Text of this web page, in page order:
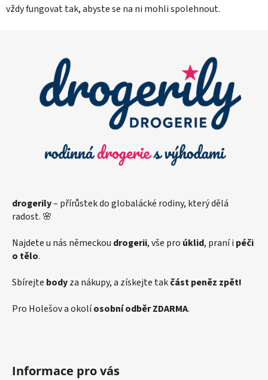
vždy fungovat tak, abyste se na ni mohli spolehnout.
drogerily– přírůstek do globalácké rodiny, který dělá
radost. 🌸
Najdete u nás německou drogerii, vše pro úklid, praní i péči
o tělo.
Sbírejte bodyza nákupy, a získejte takčást peněz zpět!
Pro Holešov a okolíosobní odběr ZDARMA.
Informace pro vás